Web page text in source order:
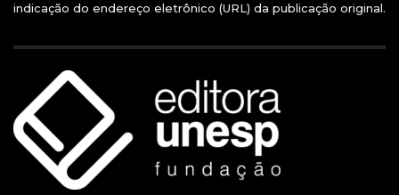
indicação do endereço eletrônico (URL) da publicação original.